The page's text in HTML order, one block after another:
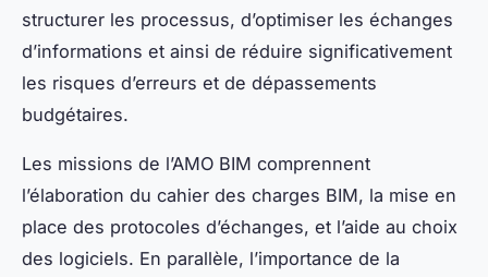
structurer les processus, d’optimiser les échanges
d’informations et ainsi de réduire significativement
les risques d’erreurs et de dépassements
budgétaires.
Les missions de l’AMO BIM comprennent
l’élaboration du cahier des charges BIM, la mise en
place des protocoles d’échanges, et l’aide au choix
des logiciels. En parallèle, l’importance de la